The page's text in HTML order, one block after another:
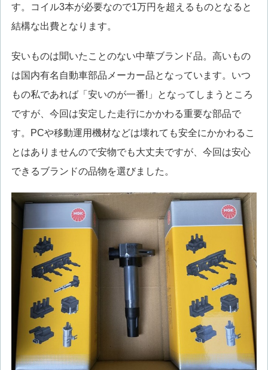
す。コイル3本が必要なので1万円を超えるものとなると
結構な出費となります。
安いものは聞いたことのない中華ブランド品。高いもの
は国内有名自動車部品メーカー品となっています。いつ
もの私であれば「安いのが一番!」となってしまうところ
ですが、今回は安定した走行にかかわる重要な部品で
す。PCや移動運用機材などは壊れても安全にかかわるこ
とはありませんので安物でも大丈夫ですが、今回は安心
できるブランドの品物を選びました。